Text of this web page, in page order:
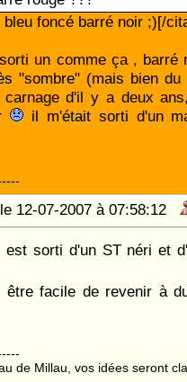
bleu foncé barré noir ;)[/
un comme ça , barré
"sombre" (mais bien
carnage d'il y a deux
il m'était sorti d'un
12-07-2007 à 07:58:12
est sorti d'un ST néri et
facile de revenir à
de Millau, vos idées seront